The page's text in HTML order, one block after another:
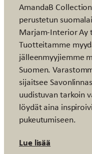
AmandaB
perustetun
Marjam-Interior Ay
Tuotteitamme
jälleenmyyjiemme
Suomen.
sijaitsee
uudistuvan tarkoin
löydät aina
pukeutumiseen.
Lue lisää